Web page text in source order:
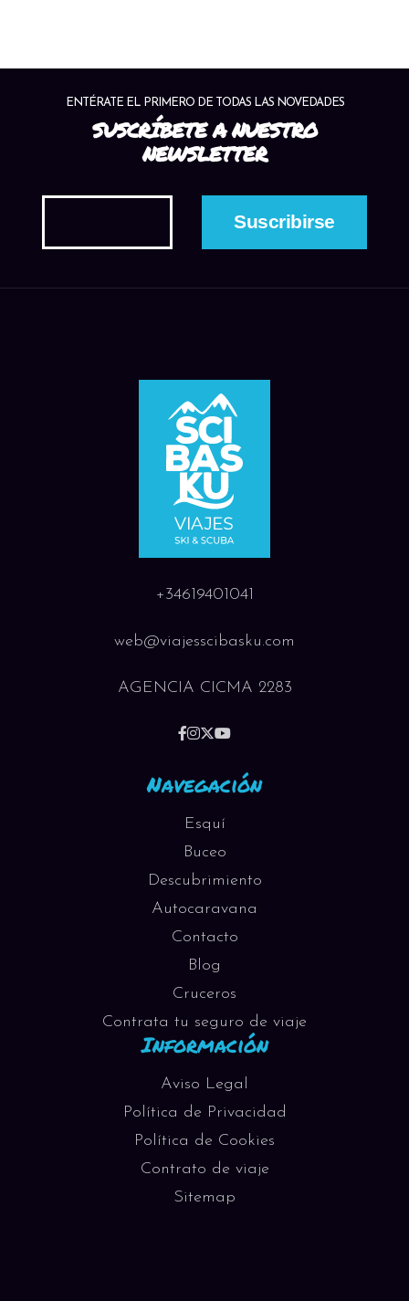
ENTÉRATE EL PRIMERO DE TODAS LAS NOVEDADES
SUSCRÍBETE A NUESTRO
NEWSLETTER
+34619401041
web@viajesscibasku.com
AGENCIA CICMA 2283
Navegación
Esquí
Buceo
Descubrimiento
Autocaravana
Contacto
Blog
Cruceros
Contrata tu seguro de viaje
Información
Aviso Legal
Política de Privacidad
Política de Cookies
Contrato de viaje
Sitemap